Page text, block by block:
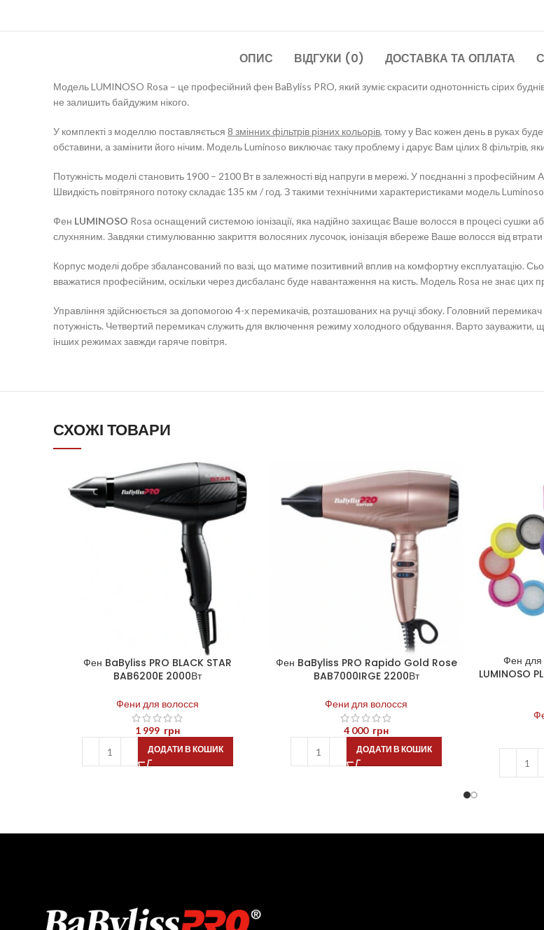
ОПИС ВІДГУКИ (0) ДОСТАВКА ТА ОПЛАТА
Модель LUMINOSO Rosa – це професійний фен BaByliss PRO, який зуміє скрасити однотонність сірих
не залишить байдужим нікого.
У комплекті з моделлю поставляється 8 змінних фільтрів різних кольорів, тому у Вас кожен день в руках
обставини, а замінити його нічим. Модель Luminoso виключає таку проблему і дарує Вам цілих 8 фільтрів,
Потужність моделі становить 1900 – 2100 Вт в залежності від напруги в мережі. У поєднанні з
Швидкість повітряного потоку складає 135 км / год. З такими технічними характеристиками модель
Фен LUMINOSO Rosa оснащений системою іонізації, яка надійно захищає Ваше волосся в процесі сушки
слухняним. Завдяки стимулюванню закриття волосяних лусочок, іонізація вбереже Ваше волосся від
Корпус моделі добре збалансований по вазі, що матиме позитивний вплив на комфортну експлуатацію.
вважатися професійним, оскільки через дисбаланс буде навантаження на кисть. Модель Rosa не знає
Управління здійснюється за допомогою 4-х перемикачів, розташованих на ручці збоку. Головний
потужність. Четвертий перемикач служить для включення режиму холодного обдування. Варто зауважити,
інших режимах завжди гаряче повітря.
СХОЖІ ТОВАРИ
Фен BaByliss PRO BLACK STAR
BAB6200E 2000Вт
Фени для волосся
1 999 грн
ДОДАТИ В КОШИК
Фен BaByliss PRO Rapido Gold Rose
BAB7000IRGE 2200Вт
Фени для волосся
4 000 грн
ДОДАТИ В КОШИК
Фен
LUMINOSO